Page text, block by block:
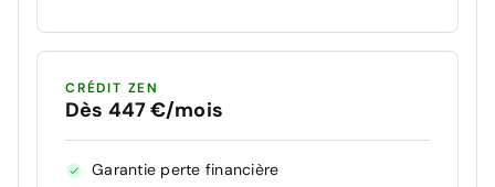
CRÉDIT ZEN
Dès 447 €/mois
Garantie perte financière